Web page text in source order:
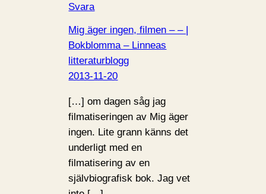
Svara
Mig äger ingen, filmen – – |
Bokblomma – Linneas
litteraturblogg
2013-11-20
[…] om dagen såg jag
filmatiseringen av Mig äger
ingen. Lite grann känns det
underligt med en
filmatisering av en
självbiografisk bok. Jag vet